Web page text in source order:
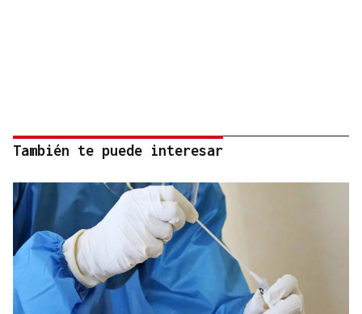
También te puede interesar